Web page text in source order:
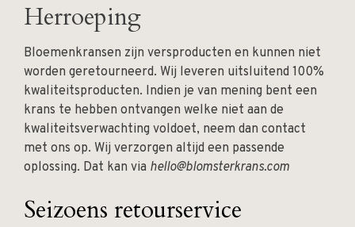
Herroeping
Bloemenkransen zijn versproducten en kunnen niet
worden geretourneerd. Wij leveren uitsluitend 100%
kwaliteitsproducten. Indien je van mening bent een
krans te hebben ontvangen welke niet aan de
kwaliteitsverwachting voldoet, neem dan contact
met ons op. Wij verzorgen altijd een passende
oplossing. Dat kan via hello@blomsterkrans.com
Seizoens retourservice